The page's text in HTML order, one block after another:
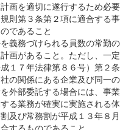
計画を適切に遂行するため必
３条第２項に適合する事
あること
を義務づけられる員数の常勤
あること。ただし、一定
年法律第８６号）第２条
係にある企業及び同一の
委託する場合には、事業
務が確実に実施される体
割及び常務割が平成１３年８